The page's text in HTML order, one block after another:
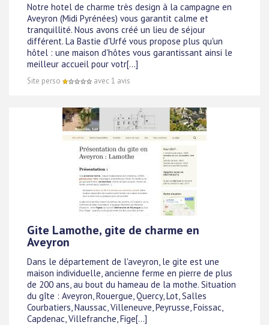
Notre hotel de charme très design à la campagne en
Aveyron (Midi Pyrénées) vous garantit calme et
tranquillité. Nous avons créé un lieu de séjour
différent. La Bastie d'Urfé vous propose plus qu'un
hôtel : une maison d'hôtes vous garantissant ainsi le
meilleur accueil pour votr[...]
Site perso avec 1 avis
Gite Lamothe, gite de charme en
Aveyron
Dans le département de l'aveyron, le gite est une
maison individuelle, ancienne ferme en pierre de plus
de 200 ans, au bout du hameau de la mothe. Situation
du gîte : Aveyron, Rouergue, Quercy, Lot, Salles
Courbatiers, Naussac, Villeneuve, Peyrusse, Foissac,
Capdenac, Villefranche, Fige[...]